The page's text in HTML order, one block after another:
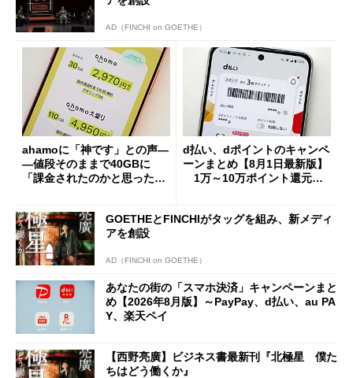
AD（FINCHI on GOETHE）
ahamoに「神です」との声―
―値段そのままで40GBに
「課金されたのかと思った」
d払い、dポイントのキャンペ
ーンまとめ【8月1日最新版】
1万～10万ポイント還元の
GOETHEとFINCHIがタッグを組み、新メディ
アを創設
AD（FINCHI on GOETHE）
あなたの街の「スマホ決済」キャンペーンまと
め【2026年8月版】～PayPay、d払い、au PA
Y、楽天ペイ
【西野亮廣】ビジネス書最新刊『北極星 僕た
ちはどう働くか』